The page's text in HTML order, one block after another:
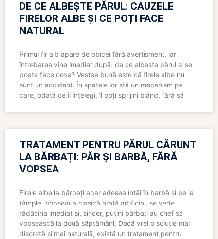
DE CE ALBEȘTE PĂRUL: CAUZELE
FIRELOR ALBE ȘI CE POȚI FACE
NATURAL
Primul fir alb apare de obicei fără avertisment, iar
întrebarea vine imediat după: de ce albește părul și se
poate face ceva? Vestea bună este că firele albe nu
sunt un accident. În spatele lor stă un mecanism pe
care, odată ce îl înțelegi, îl poți sprijini blând, fără să
TRATAMENT PENTRU PĂRUL CĂRUNT
LA BĂRBAȚI: PĂR ȘI BARBĂ, FĂRĂ
VOPSEA
Firele albe la bărbați apar adesea întâi în barbă și pe la
tâmple. Vopseaua clasică arată artificial, se vede
rădăcina imediat și, sincer, puțini bărbați au chef să
vopsească la două săptămâni. Dacă vrei o soluție mai
discretă și mai naturală, există un tratament pentru